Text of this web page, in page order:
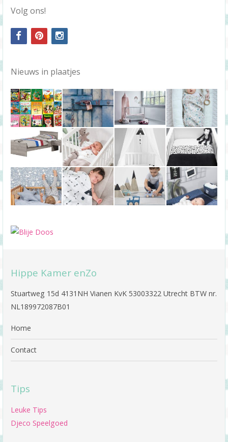
Volg ons!
facebookpinterestinstagram
Nieuws in plaatjes
Hippe Kamer enZo
Stuartweg 15d 4131NH Vianen KvK 53003322 Utrecht BTW nr.
NL189972087B01
Home
Contact
Tips
Leuke Tips
Djeco Speelgoed